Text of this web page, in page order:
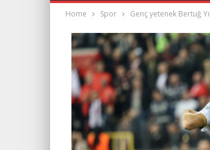
Home Spor Genç yetenek Bertuğ